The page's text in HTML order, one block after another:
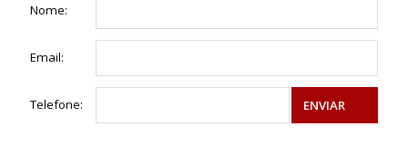
Nome:
Email:
Telefone: ENVIAR